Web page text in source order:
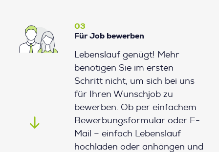
03
Für Job bewerben
Lebenslauf genügt! Mehr
benötigen Sie im ersten
Schritt nicht, um sich bei uns
für Ihren Wunschjob zu
bewerben. Ob per einfachem
Bewerbungsformular oder E-
Mail – einfach Lebenslauf
hochladen oder anhängen und